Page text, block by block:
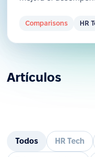
Comparisons HR
Artículos
Todos HR Tech